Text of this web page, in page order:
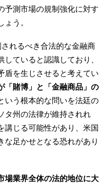
予測市場の規制強化に対す
う。
れるべき合法的な金融商
ていると認識しており、
盾を生じさせると考えてい
「賭博」と「金融商品」の
いう根本的な問いを法廷の
タ州の法律が維持されれ
講じる可能性があり、米国
な足かせとなる恐れがあり
場業界全体の法的地位に大